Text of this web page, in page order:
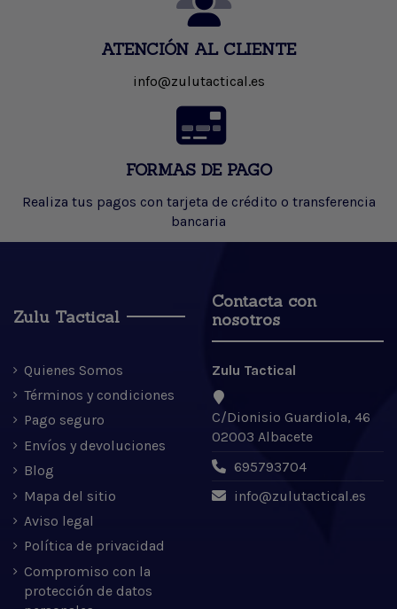
ATENCIÓN AL CLIENTE
info@zulutactical.es
FORMAS DE PAGO
Realiza tus pagos con tarjeta de crédito o transferencia
bancaria
Zulu Tactical
Quienes Somos
Términos y condiciones
Pago seguro
Envíos y devoluciones
Blog
Mapa del sitio
Aviso legal
Política de privacidad
Compromiso con la
protección de datos
Contacta con
nosotros
Zulu Tactical
C/Dionisio Guardiola, 46
02003 Albacete
695793704
info@zulutactical.es